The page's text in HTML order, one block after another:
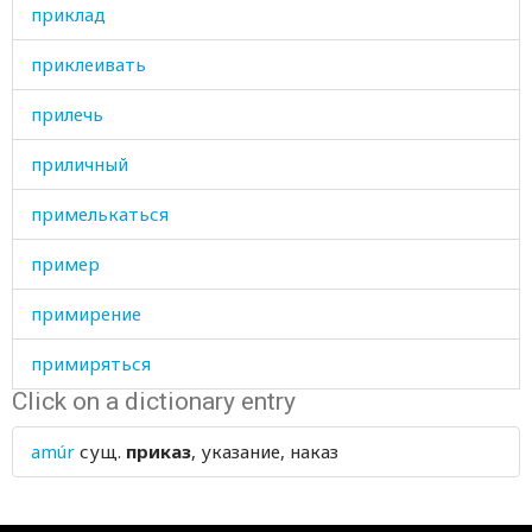
приклад
приклеивать
прилечь
приличный
примелькаться
пример
примирение
примиряться
принадлежащий
принимать
Click on a dictionary entry
amúr сущ. приказ, указание, наказ